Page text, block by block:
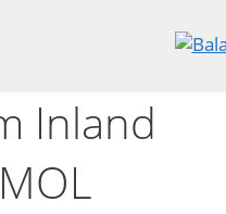
Inland